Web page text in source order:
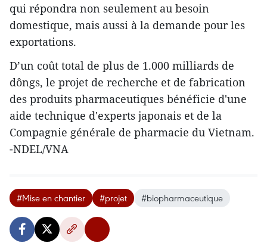
qui répondra non seulement au besoin
domestique, mais aussi à la demande pour les
exportations.
D’un coût total de plus de 1.000 milliards de
dôngs, le projet de recherche et de fabrication
des produits pharmaceutiques ​bénéficie d'une
aide technique d'experts japonais et de la
Compagnie générale de pharmacie du Vietnam.
-NDEL/VNA
#Mise en chantier #projet #biopharmaceutique